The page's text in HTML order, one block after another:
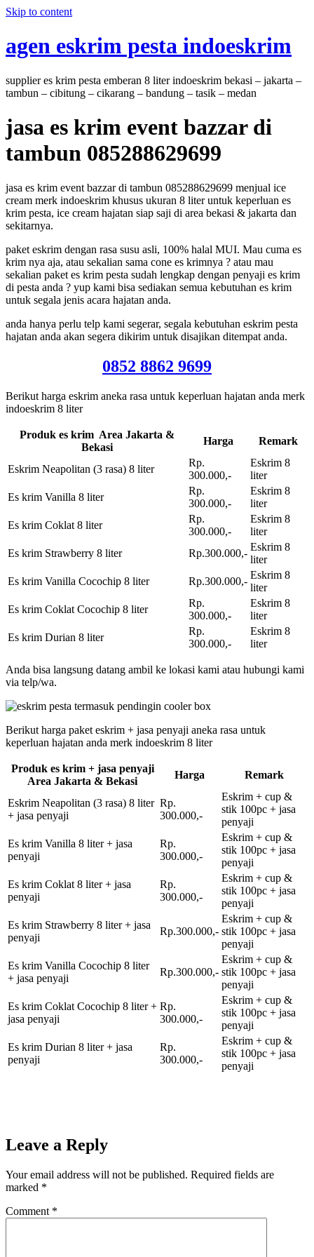
Skip to content
agen eskrim pesta indoeskrim
supplier es krim pesta emberan 8 liter indoeskrim bekasi – jakarta –
tambun – cibitung – cikarang – bandung – tasik – medan
jasa es krim event bazzar di
tambun 085288629699
jasa es krim event bazzar di tambun 085288629699 menjual ice
cream merk indoeskrim khusus ukuran 8 liter untuk keperluan es
krim pesta, ice cream hajatan siap saji di area bekasi & jakarta dan
sekitarnya.
paket eskrim dengan rasa susu asli, 100% halal MUI. Mau cuma es
krim nya aja, atau sekalian sama cone es krimnya ? atau mau
sekalian paket es krim pesta sudah lengkap dengan penyaji es krim
di pesta anda ? yup kami bisa sediakan semua kebutuhan es krim
untuk segala jenis acara hajatan anda.
anda hanya perlu telp kami segerar, segala kebutuhan eskrim pesta
hajatan anda akan segera dikirim untuk disajikan ditempat anda.
0852 8862 9699
Berikut harga eskrim aneka rasa untuk keperluan hajatan anda merk
indoeskrim 8 liter
Produk es krim Area Jakarta &
Bekasi
Harga Remark
Eskrim Neapolitan (3 rasa) 8 liter
Rp.
300.000,-
Eskrim 8
liter
Es krim Vanilla 8 liter
Rp.
300.000,-
Eskrim 8
liter
Es krim Coklat 8 liter
Rp.
300.000,-
Eskrim 8
liter
Es krim Strawberry 8 liter
Rp.300.000,-
Eskrim 8
liter
Es krim Vanilla Cocochip 8 liter
Rp.300.000,-
Eskrim 8
liter
Es krim Coklat Cocochip 8 liter
Rp.
300.000,-
Eskrim 8
liter
Es krim Durian 8 liter
Rp.
300.000,-
Eskrim 8
liter
Anda bisa langsung datang ambil ke lokasi kami atau hubungi kami
via telp/wa.
Berikut harga paket eskrim + jasa penyaji aneka rasa untuk
keperluan hajatan anda merk indoeskrim 8 liter
Produk es krim + jasa penyaji
Area Jakarta & Bekasi
Harga Remark
Eskrim Neapolitan (3 rasa) 8 liter
+ jasa penyaji
Rp.
300.000,-
Eskrim + cup &
stik 100pc + jasa
penyaji
Es krim Vanilla 8 liter + jasa
penyaji
Rp.
300.000,-
Eskrim + cup &
stik 100pc + jasa
penyaji
Es krim Coklat 8 liter + jasa
penyaji
Rp.
300.000,-
Eskrim + cup &
stik 100pc + jasa
penyaji
Es krim Strawberry 8 liter + jasa
penyaji
Rp.300.000,-
Eskrim + cup &
stik 100pc + jasa
penyaji
Es krim Vanilla Cocochip 8 liter
+ jasa penyaji
Rp.300.000,-
Eskrim + cup &
stik 100pc + jasa
penyaji
Es krim Coklat Cocochip 8 liter +
jasa penyaji
Rp.
300.000,-
Eskrim + cup &
stik 100pc + jasa
penyaji
Es krim Durian 8 liter + jasa
penyaji
Rp.
300.000,-
Eskrim + cup &
stik 100pc + jasa
penyaji
Leave a Reply
Your email address will not be published. Required fields are
marked *
Comment *